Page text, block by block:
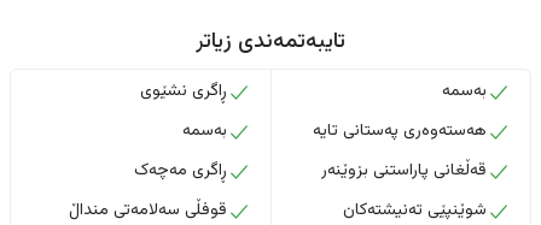
تایبەتمەندی زیاتر
بەسمە
هەستەوەری پەستانی تایە
قەڵغانی پاراستنی بزوێنەر
شوێنپێی تەنیشتەکان
ڕاگری نشێوی
بەسمە
ڕاگری مەچەک
قوفڵی سەلامەتی منداڵ